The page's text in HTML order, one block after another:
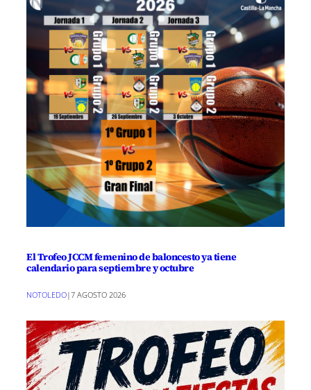
El Trofeo JCCM femenino de baloncesto ya tiene
calendario para septiembre y octubre
NOTOLEDO|7 AGOSTO 2026